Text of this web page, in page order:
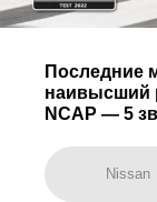
Последние
наивысший
NCAP — 5
Nissan